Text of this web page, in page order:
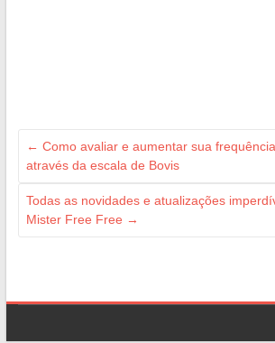
← Como avaliar e aumentar sua
através da escala de Bovis
Todas as novidades e atualizações
Mister Free Free →